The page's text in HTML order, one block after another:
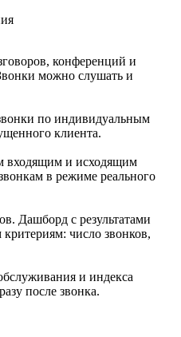
конференций и
можно слушать и
по индивидуальным
клиента.
входящим и исходящим
в режиме реального
Дашборд с результатами
число звонков,
и индекса
после звонка.